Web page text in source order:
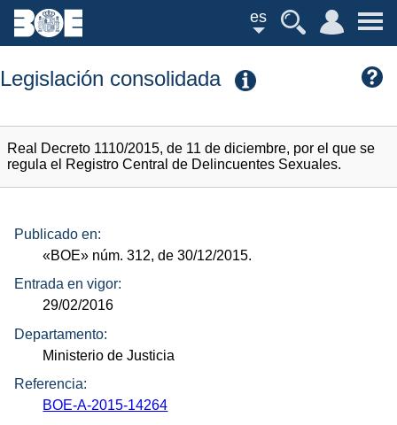
es
Legislación consolidada
Real Decreto 1110/2015, de 11 de diciembre, por el que se
regula el Registro Central de Delincuentes Sexuales.
Publicado en:
«BOE» núm. 312, de 30/12/2015.
Entrada en vigor:
29/02/2016
Departamento:
Ministerio de Justicia
Referencia:
BOE-A-2015-14264